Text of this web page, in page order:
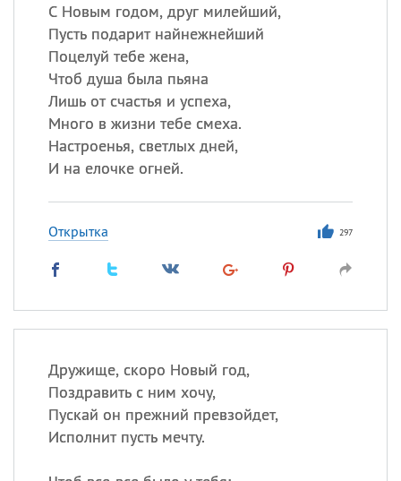
С Новым годом, друг милейший,
Пусть подарит найнежнейший
Поцелуй тебе жена,
Чтоб душа была пьяна
Лишь от счастья и успеха,
Много в жизни тебе смеха.
Настроенья, светлых дней,
И на елочке огней.
Открытка 297
Дружище, скоро Новый год,
Поздравить с ним хочу,
Пускай он прежний превзойдет,
Исполнит пусть мечту.